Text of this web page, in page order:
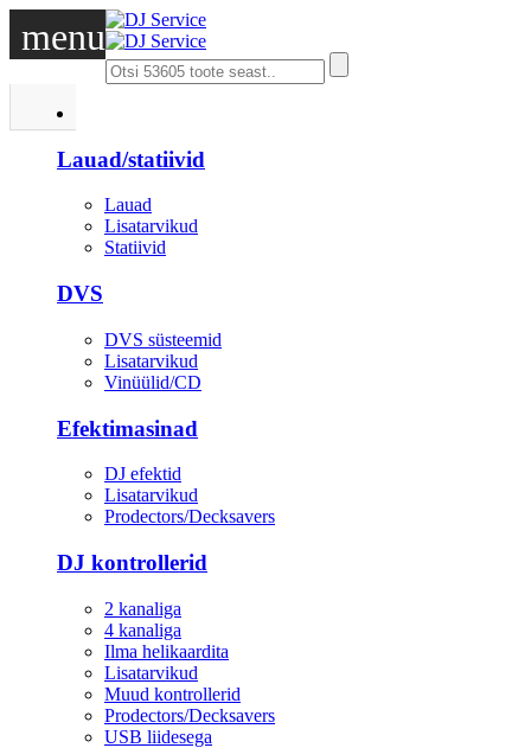
menu
Lauad/statiivid
Lauad
Lisatarvikud
Statiivid
DVS
DVS süsteemid
Lisatarvikud
Vinüülid/CD
Efektimasinad
DJ efektid
Lisatarvikud
Prodectors/Decksavers
DJ kontrollerid
2 kanaliga
4 kanaliga
Ilma helikaardita
Lisatarvikud
Muud kontrollerid
Prodectors/Decksavers
USB liidesega